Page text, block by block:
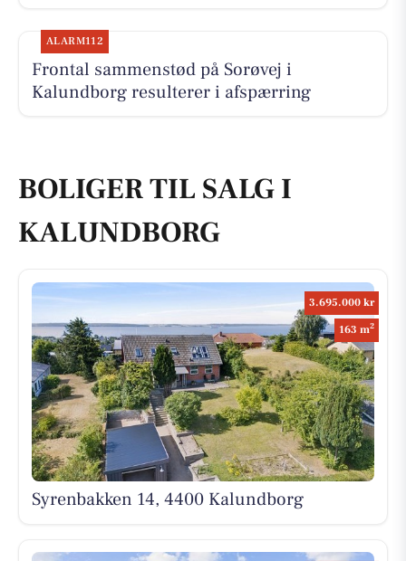
ALARM112
Frontal sammenstød på Sorøvej i
Kalundborg resulterer i afspærring
BOLIGER TIL SALG I
KALUNDBORG
3.695.000 kr
163 m2
Syrenbakken 14, 4400 Kalundborg